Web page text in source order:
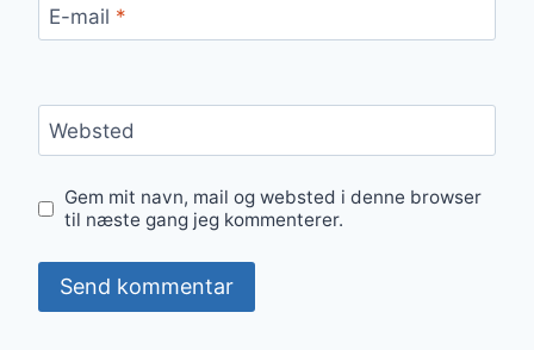
E-mail *
Websted
Gem mit navn, mail og websted i denne browser
til næste gang jeg kommenterer.